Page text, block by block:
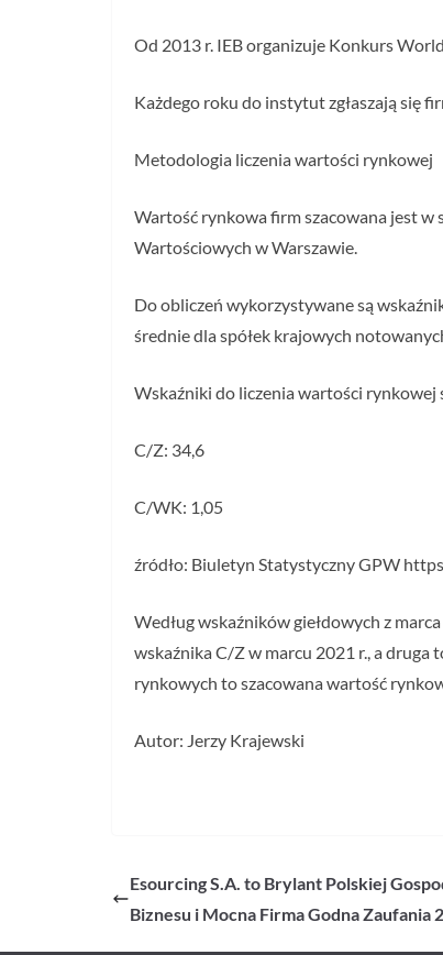
Od 2013 r. IEB organizuje Konkurs
Każdego roku do instytut zgłaszają się
Metodologia liczenia wartości rynkowej
Wartość rynkowa firm szacowana jest w
Wartościowych w Warszawie.
Do obliczeń wykorzystywane są
średnie dla spółek krajowych
Wskaźniki do liczenia wartości rynkowej
C/Z: 34,6
C/WK: 1,05
źródło: Biuletyn Statystyczny GPW
Według wskaźników giełdowych z
wskaźnika C/Z w marcu 2021 r., a
rynkowych to szacowana wartość
Autor: Jerzy Krajewski
Esourcing S.A. to Brylant Polskiej
Biznesu i Mocna Firma Godna Zaufania